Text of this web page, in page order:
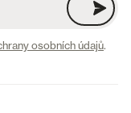
osobních údajů.